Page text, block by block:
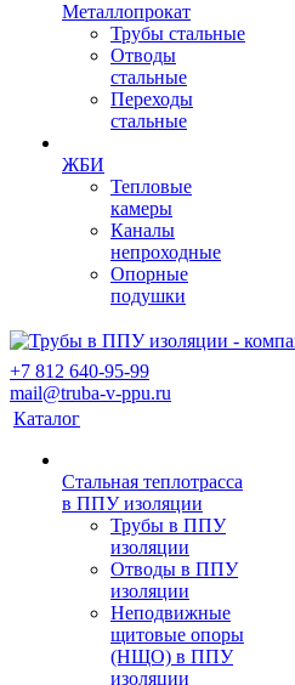
Металлопрокат
Трубы стальные
Отводы
стальные
Переходы
стальные
ЖБИ
Тепловые
камеры
Каналы
непроходные
Опорные
подушки
+7 812 640-95-99
mail@truba-v-ppu.ru
Каталог
Стальная теплотрасса
в ППУ изоляции
Трубы в ППУ
изоляции
Отводы в ППУ
изоляции
Неподвижные
щитовые опоры
(НЩО) в ППУ
изоляции